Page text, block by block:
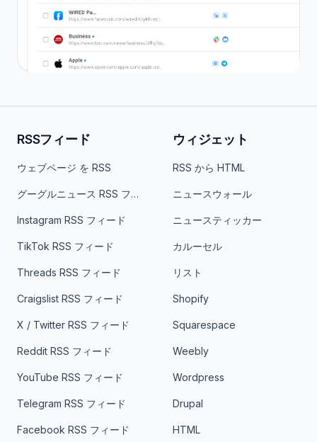
RSSフィード
ウェブページ を RSS
グーグルニュース RSS フィード
Instagram RSS フィード
TikTok RSS フィード
Threads RSS フィード
Craigslist RSS フィード
X / Twitter RSS フィード
Reddit RSS フィード
YouTube RSS フィード
Telegram RSS フィード
Facebook RSS フィード
ウィジェット
RSS から HTML
ニュースウォール
ニュースティッカー
カルーセル
リスト
Shopify
Squarespace
Weebly
Wordpress
Drupal
HTML